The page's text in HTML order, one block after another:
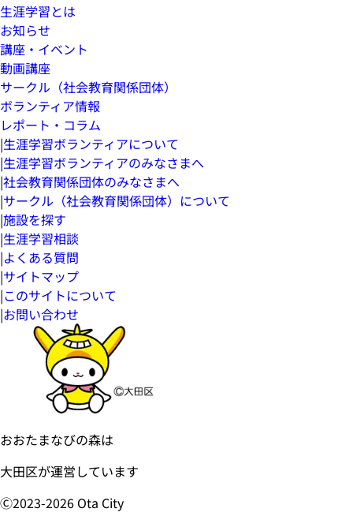
生涯学習とは
お知らせ
講座・イベント
動画講座
サークル（社会教育関係団体）
ボランティア情報
レポート・コラム
|生涯学習ボランティアについて
|生涯学習ボランティアのみなさまへ
|社会教育関係団体のみなさまへ
|サークル（社会教育関係団体）について
|施設を探す
|生涯学習相談
|よくある質問
|サイトマップ
|このサイトについて
|お問い合わせ
おおたまなびの森は
大田区が運営しています
Ⓒ2023-2026 Ota City